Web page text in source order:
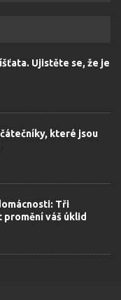
Ujistěte se, že je
které jsou
Tři
promění váš úklid